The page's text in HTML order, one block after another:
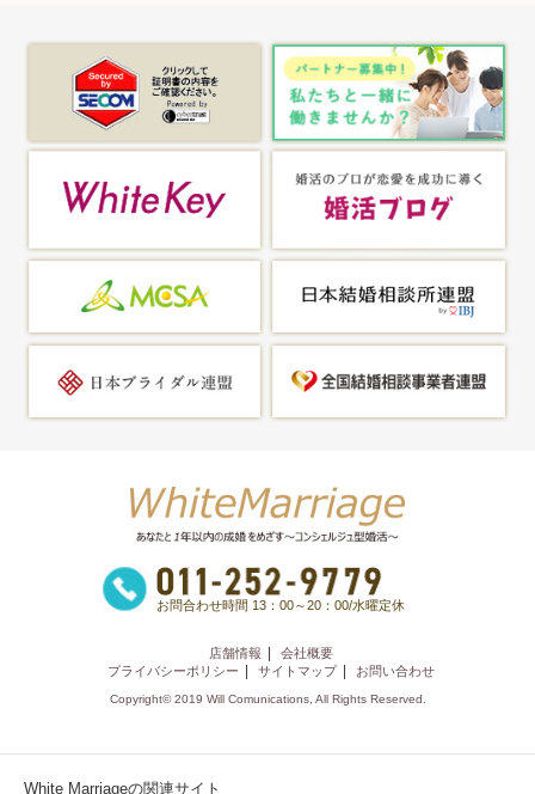
お問合わせ時間 13：00～20：00/水曜定休
店舗情報
会社概要
プライバシーポリシー
サイトマップ お問い合わせ
Copyright© 2019 Will Comunications, All Rights Reserved.
White Marriageの関連サイト